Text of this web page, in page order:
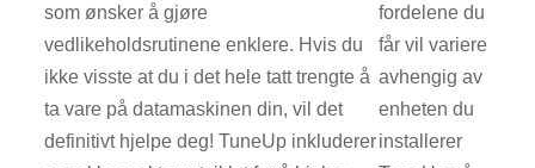
som ønsker å gjøre
vedlikeholdsrutinene enklere. Hvis du
ikke visste at du i det hele tatt trengte å
ta vare på datamaskinen din, vil det
definitivt hjelpe deg! TuneUp inkluderer
fordelene du
får vil variere
avhengig av
enheten du
installerer